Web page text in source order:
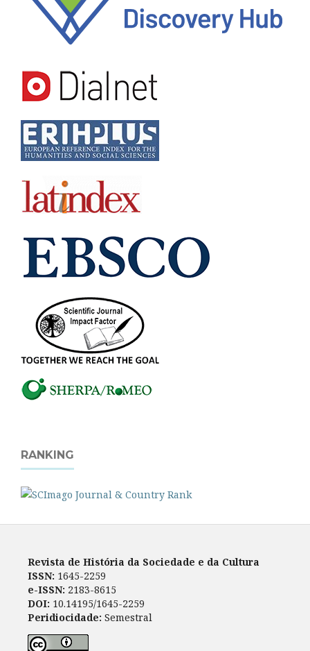
RANKING
Revista de História da Sociedade e da Cultura
ISSN: 1645-2259
e-ISSN: 2183-8615
DOI: 10.14195/1645-2259
Peridiocidade: Semestral